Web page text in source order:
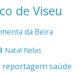
de Viseu
da Beira
Natal Nelas
reportagemsaúde